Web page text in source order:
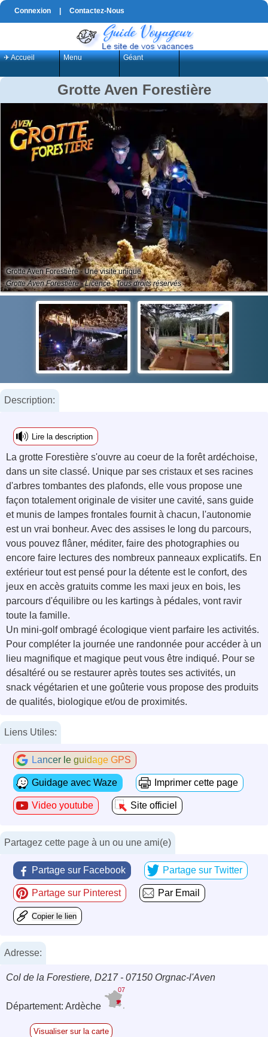
Connexion Contactez-Nous
✈ Accueil Menu Géant
Grotte Aven Forestière
Grotte Aven Forestière - Une visite unique
Grotte Aven Forestière - Licence : Tous droits réservés
Description:
Lire la description
La grotte Forestière s'ouvre au coeur de la forêt ardéchoise,
dans un site classé. Unique par ses cristaux et ses racines
d'arbres tombantes des plafonds, elle vous propose une
façon totalement originale de visiter une cavité, sans guide
et munis de lampes frontales fournit à chacun, l'autonomie
est un vrai bonheur. Avec des assises le long du parcours,
vous pouvez flâner, méditer, faire des photographies ou
encore faire lectures des nombreux panneaux explicatifs. En
extérieur tout est pensé pour la détente est le confort, des
jeux en accès gratuits comme les maxi jeux en bois, les
parcours d'équilibre ou les kartings à pédales, vont ravir
toute la famille.
Un mini-golf ombragé écologique vient parfaire les activités.
Pour compléter la journée une randonnée pour accéder à un
lieu magnifique et magique peut vous être indiqué. Pour se
désaltéré ou se restaurer après toutes ses activités, un
snack végétarien et une goûterie vous propose des produits
de qualités, biologique et/ou de proximités.
Liens Utiles:
Lancer le guidage GPS
Guidage avec Waze Imprimer cette page
Video youtube Site officiel
Partagez cette page à un ou une ami(e)
Partage sur Facebook Partage sur Twitter
Partage sur Pinterest Par Email
Copier le lien
Adresse:
Col de la Forestiere, D217 - 07150 Orgnac-l'Aven
Département: Ardèche
07
Visualiser sur la carte